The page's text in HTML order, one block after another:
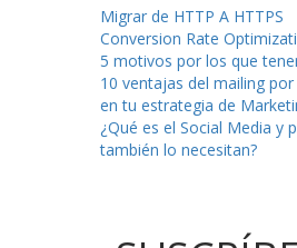
Migrar de HTTP A HTTPS
Conversion Rate
5 motivos por los que
10 ventajas del mailing
en tu estrategia de
¿Qué es el Social Media y
también lo necesitan?